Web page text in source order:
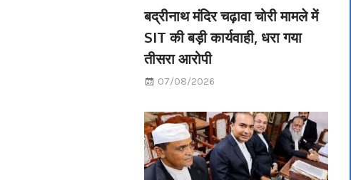
बद्रीनाथ मंदिर चढ़ावा चोरी मामले में
SIT की बड़ी कार्यवाही, धरा गया
तीसरा आरोपी
07/08/2026